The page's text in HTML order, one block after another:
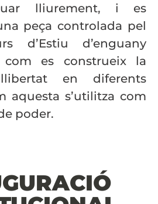
lliurement, i es
peça controlada pel
d’Estiu d’enguany
com es construeix la
en diferents
aquesta s’utilitza com
poder.